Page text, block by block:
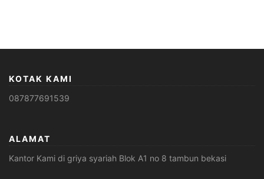
KOTAK KAMI
087877691539
ALAMAT
Kantor Kami di griya syariah Blok A1 no 8 tambun bekasi